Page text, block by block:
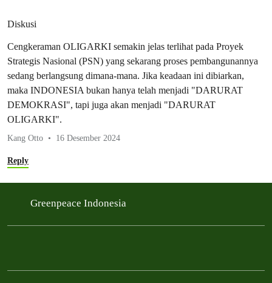
Diskusi
Cengkeraman OLIGARKI semakin jelas terlihat pada Proyek
Strategis Nasional (PSN) yang sekarang proses pembangunannya
sedang berlangsung dimana-mana. Jika keadaan ini dibiarkan,
maka INDONESIA bukan hanya telah menjadi "DARURAT
DEMOKRASI", tapi juga akan menjadi "DARURAT
OLIGARKI".
Kang Otto 16 Desember 2024
Reply
Greenpeace Indonesia